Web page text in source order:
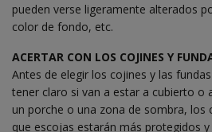
pueden verse ligeramente alterados
color de fondo, etc.
ACERTAR CON LOS COJINES Y
Antes de elegir los cojines y las
tener claro si van a estar a cubierto o
un porche o una zona de sombra, los
que escojas estarán más protegidos